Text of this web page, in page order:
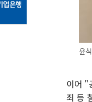
윤
이어 "
죄 등